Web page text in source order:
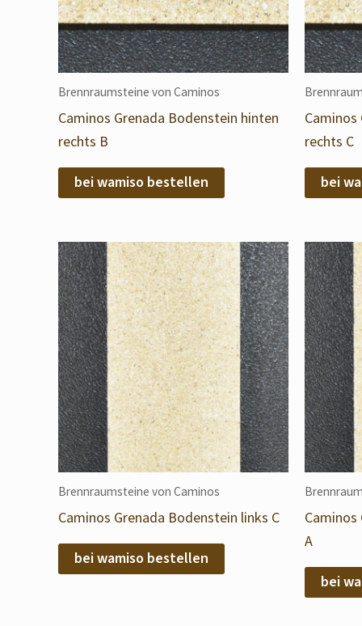
Brennraumsteine von Caminos
Caminos Grenada Bodenstein hinten
rechts B
bei wamiso bestellen
rechts C
bei
Brennraumsteine von Caminos
Caminos Grenada Bodenstein links C
bei wamiso bestellen
A
bei